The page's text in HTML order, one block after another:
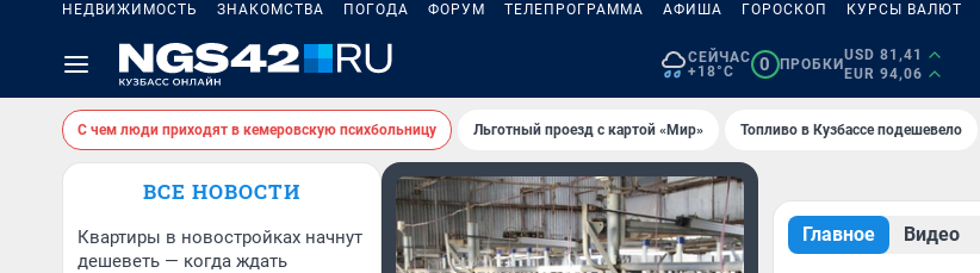
НЕДВИЖИМОСТЬ ЗНАКОМСТВА ПОГОДА ФОРУМ ТЕЛЕПРОГРАММА АФИША ГОРОСКОП КУРСЫ ВАЛЮТ
СЕЙЧАС
+18°C
0 ПРОБКИ
USD 81,41
EUR 94,06
С чем люди приходят в кемеровскую психбольницу Льготный проезд с картой «Мир» Топливо в Кузбассе подешевело
ВСЕ НОВОСТИ
Квартиры в новостройках начнут
дешеветь — когда ждать
Главное Видео